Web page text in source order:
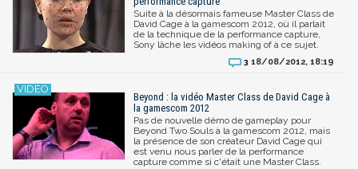
Suite à la désormais fameuse Master Class de
David Cage à la gamescom 2012, où il parlait
de la technique de la performance capture,
Sony lâche les vidéos making of à ce sujet.
3 18/08/2012, 18:19
Beyond : la vidéo Master Class de David Cage à
la gamescom 2012
Pas de nouvelle démo de gameplay pour
Beyond Two Souls à la gamescom 2012, mais
la présence de son créateur David Cage qui
est venu nous parler de la performance
capture comme si c'était une Master Class.